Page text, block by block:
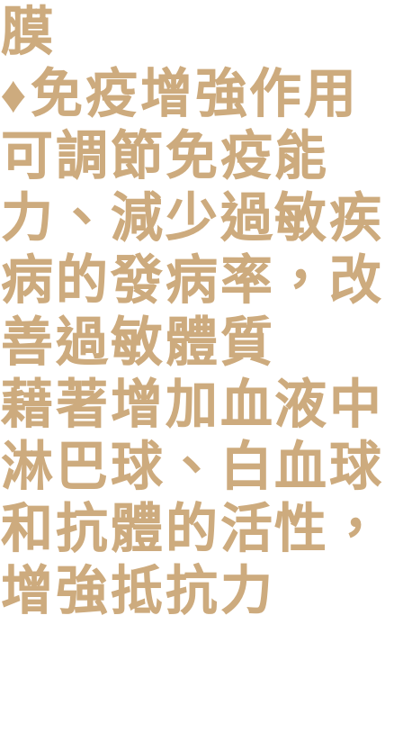
膜
♦免疫增強作用
可調節免疫能
力、減少過敏疾
病的發病率，改
善過敏體質
藉著增加血液中
淋巴球、白血球
和抗體的活性，
增強抵抗力